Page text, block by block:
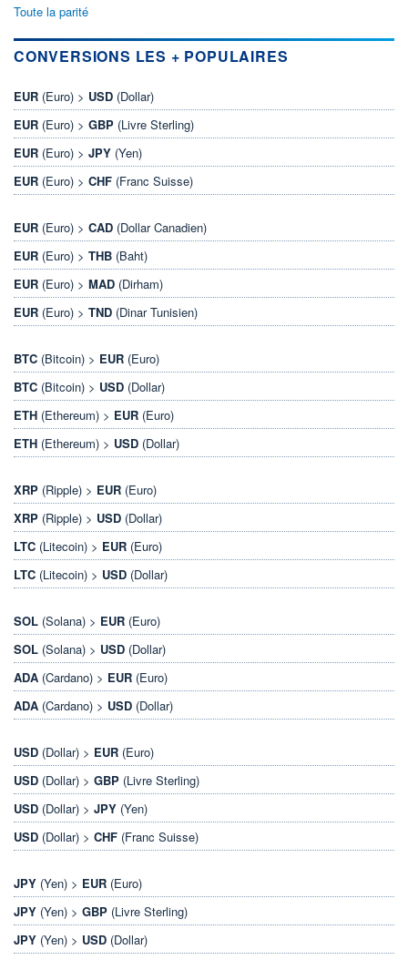
Toute la parité
CONVERSIONS LES + POPULAIRES
EUR (Euro) > USD (Dollar)
EUR (Euro) > GBP (Livre Sterling)
EUR (Euro) > JPY (Yen)
EUR (Euro) > CHF (Franc Suisse)
EUR (Euro) > CAD (Dollar Canadien)
EUR (Euro) > THB (Baht)
EUR (Euro) > MAD (Dirham)
EUR (Euro) > TND (Dinar Tunisien)
BTC (Bitcoin) > EUR (Euro)
BTC (Bitcoin) > USD (Dollar)
ETH (Ethereum) > EUR (Euro)
ETH (Ethereum) > USD (Dollar)
XRP (Ripple) > EUR (Euro)
XRP (Ripple) > USD (Dollar)
LTC (Litecoin) > EUR (Euro)
LTC (Litecoin) > USD (Dollar)
SOL (Solana) > EUR (Euro)
SOL (Solana) > USD (Dollar)
ADA (Cardano) > EUR (Euro)
ADA (Cardano) > USD (Dollar)
USD (Dollar) > EUR (Euro)
USD (Dollar) > GBP (Livre Sterling)
USD (Dollar) > JPY (Yen)
USD (Dollar) > CHF (Franc Suisse)
JPY (Yen) > EUR (Euro)
JPY (Yen) > GBP (Livre Sterling)
JPY (Yen) > USD (Dollar)